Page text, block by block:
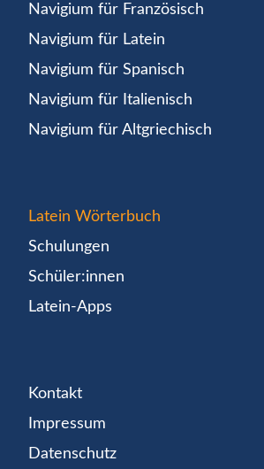
Navigium für Französisch
Navigium für Latein
Navigium für Spanisch
Navigium für Italienisch
Navigium für Altgriechisch
Latein Wörterbuch
Schulungen
Schüler:innen
Latein-Apps
Kontakt
Impressum
Datenschutz